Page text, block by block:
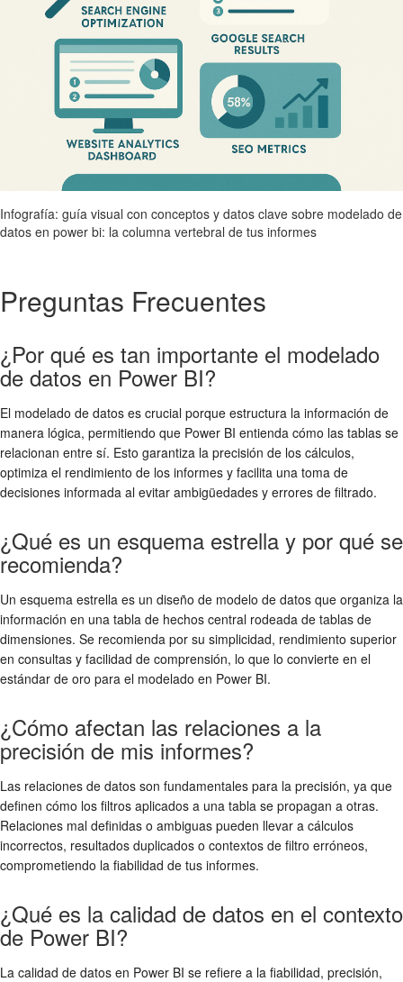
Infografía: guía visual con conceptos y datos clave sobre modelado de
datos en power bi: la columna vertebral de tus informes
Preguntas Frecuentes
¿Por qué es tan importante el modelado
de datos en Power BI?
El modelado de datos es crucial porque estructura la información de
manera lógica, permitiendo que Power BI entienda cómo las tablas se
relacionan entre sí. Esto garantiza la precisión de los cálculos,
optimiza el rendimiento de los informes y facilita una toma de
decisiones informada al evitar ambigüedades y errores de filtrado.
¿Qué es un esquema estrella y por qué se
recomienda?
Un esquema estrella es un diseño de modelo de datos que organiza la
información en una tabla de hechos central rodeada de tablas de
dimensiones. Se recomienda por su simplicidad, rendimiento superior
en consultas y facilidad de comprensión, lo que lo convierte en el
estándar de oro para el modelado en Power BI.
¿Cómo afectan las relaciones a la
precisión de mis informes?
Las relaciones de datos son fundamentales para la precisión, ya que
definen cómo los filtros aplicados a una tabla se propagan a otras.
Relaciones mal definidas o ambiguas pueden llevar a cálculos
incorrectos, resultados duplicados o contextos de filtro erróneos,
comprometiendo la fiabilidad de tus informes.
¿Qué es la calidad de datos en el contexto
de Power BI?
La calidad de datos en Power BI se refiere a la fiabilidad, precisión,